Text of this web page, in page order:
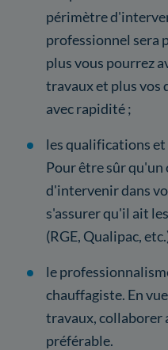
périmètre
professionnel sera
plus vous pourrez
travaux et plus vos
avec rapidité ;
les qualifications
Pour être sûr qu'un
d'intervenir dans
s'assurer qu'il ait
(RGE, Qualipac,
le
chauffagiste. En
travaux, collaborer
préférable.